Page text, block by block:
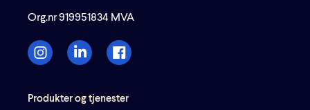
Org.nr 919951834 MVA
Produkter og tjenester